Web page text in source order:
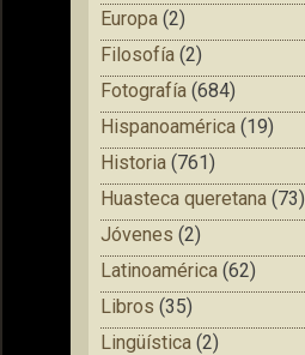
Europa (2)
Filosofía (2)
Fotografía (684)
Hispanoamérica (19)
Historia (761)
Huasteca queretana (73)
Jóvenes (2)
Latinoamérica (62)
Libros (35)
Lingüística (2)